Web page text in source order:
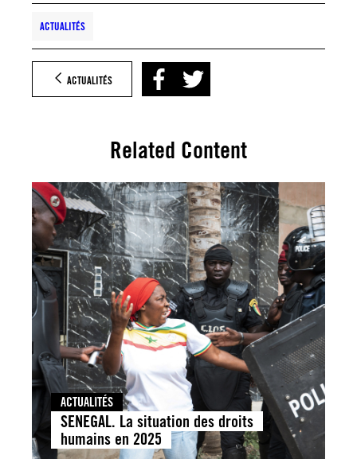
ACTUALITÉS
ACTUALITÉS
Related Content
ACTUALITÉS
SENEGAL. La situation des droits
humains en 2025